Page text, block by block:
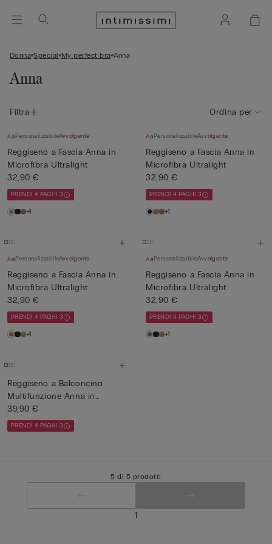
Donna Special My perfect bra Anna
Anna
Filtra Ordina per
PersonalizzabileAvvolgente
Reggiseno a Fascia Anna in
Microfibra Ultralight
32,90 €
PRENDI 4 PAGHI 3
+1
PersonalizzabileAvvolgente
Reggiseno a Fascia Anna in
Microfibra Ultralight
32,90 €
PRENDI 4 PAGHI 3
+1
PersonalizzabileAvvolgente
Reggiseno a Fascia Anna in
Microfibra Ultralight
32,90 €
PRENDI 4 PAGHI 3
+1
PersonalizzabileAvvolgente
Reggiseno a Fascia Anna in
Microfibra Ultralight
32,90 €
PRENDI 4 PAGHI 3
+1
Reggiseno a Balconcino
Multifunzione Anna in
Micro...
39,90 €
PRENDI 4 PAGHI 3
5 di 5 prodotti
1